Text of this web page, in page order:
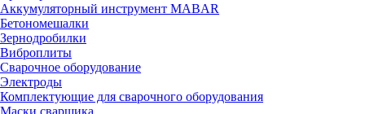
Аккумуляторный инструмент MABAR
Бетономешалки
Зернодробилки
Виброплиты
Сварочное оборудование
Электроды
Комплектующие для сварочного оборудования
Маски сварщика